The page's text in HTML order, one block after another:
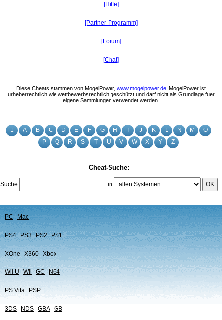
1 A B C D E F G H J K L N M
O
P
Q R S T U V W X Y Z
Cheat-Suche:
Suche in OK
PC Mac
PS4 PS3 PS2 PS1
XOne X360 Xbox
Wii U Wii GC N64
PS Vita PSP
3DS NDS GBA GB
[Hilfe]
[Partner-Programm]
[Forum]
[Chat]
Diese Cheats stammen von MogelPower, www.mogelpower.de . MogelPower ist
urheberrechtlich wie wettbewerbsrechtlich geschützt und darf nicht als Grundlage fuer
eigene Sammlungen verwendet werden.